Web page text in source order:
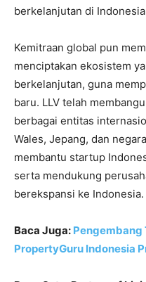
berkelanjutan di
Kemitraan global pun
menciptakan ekosistem
berkelanjutan, guna
baru. LLV telah
berbagai entitas
Wales, Jepang, dan
membantu startup
serta mendukung
berekspansi ke Indonesia.
Baca Juga: Pengembang
PropertyGuru Indonesia